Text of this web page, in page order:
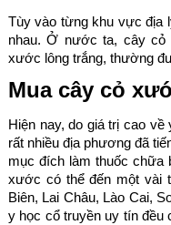
Tùy vào từng khu vực địa
nhau. Ở nước ta, cây
xước lông trắng, thường
Mua cây cỏ
Hiện nay, do giá trị cao
rất nhiều địa phương đã
mục đích làm thuốc chữa
xước có thể đến một vài
Biên, Lai Châu, Lào Cai,
y học cổ truyền uy tín đều